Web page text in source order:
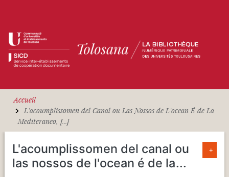
Accueil
L'acoumplissomen del Canal ou Las Nossos de L'ocean É de La
Mediteraneo, [...]
L'acoumplissomen del canal ou
las nossos de l'ocean é de la...
+